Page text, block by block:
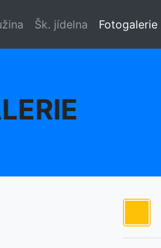
Šk. jídelna Fotogalerie